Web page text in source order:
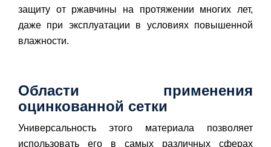
защиту от ржавчины на протяжении многих лет,
даже при эксплуатации в условиях повышенной
влажности.
Области применения
оцинкованной сетки
Универсальность этого материала позволяет
использовать его в самых различных сферах